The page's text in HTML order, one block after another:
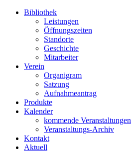
Bibliothek
Leistungen
Öffnungszeiten
Standorte
Geschichte
Mitarbeiter
Verein
Organigram
Satzung
Aufnahmeantrag
Produkte
Kalender
kommende Veranstaltungen
Veranstaltungs-Archiv
Kontakt
Aktuell